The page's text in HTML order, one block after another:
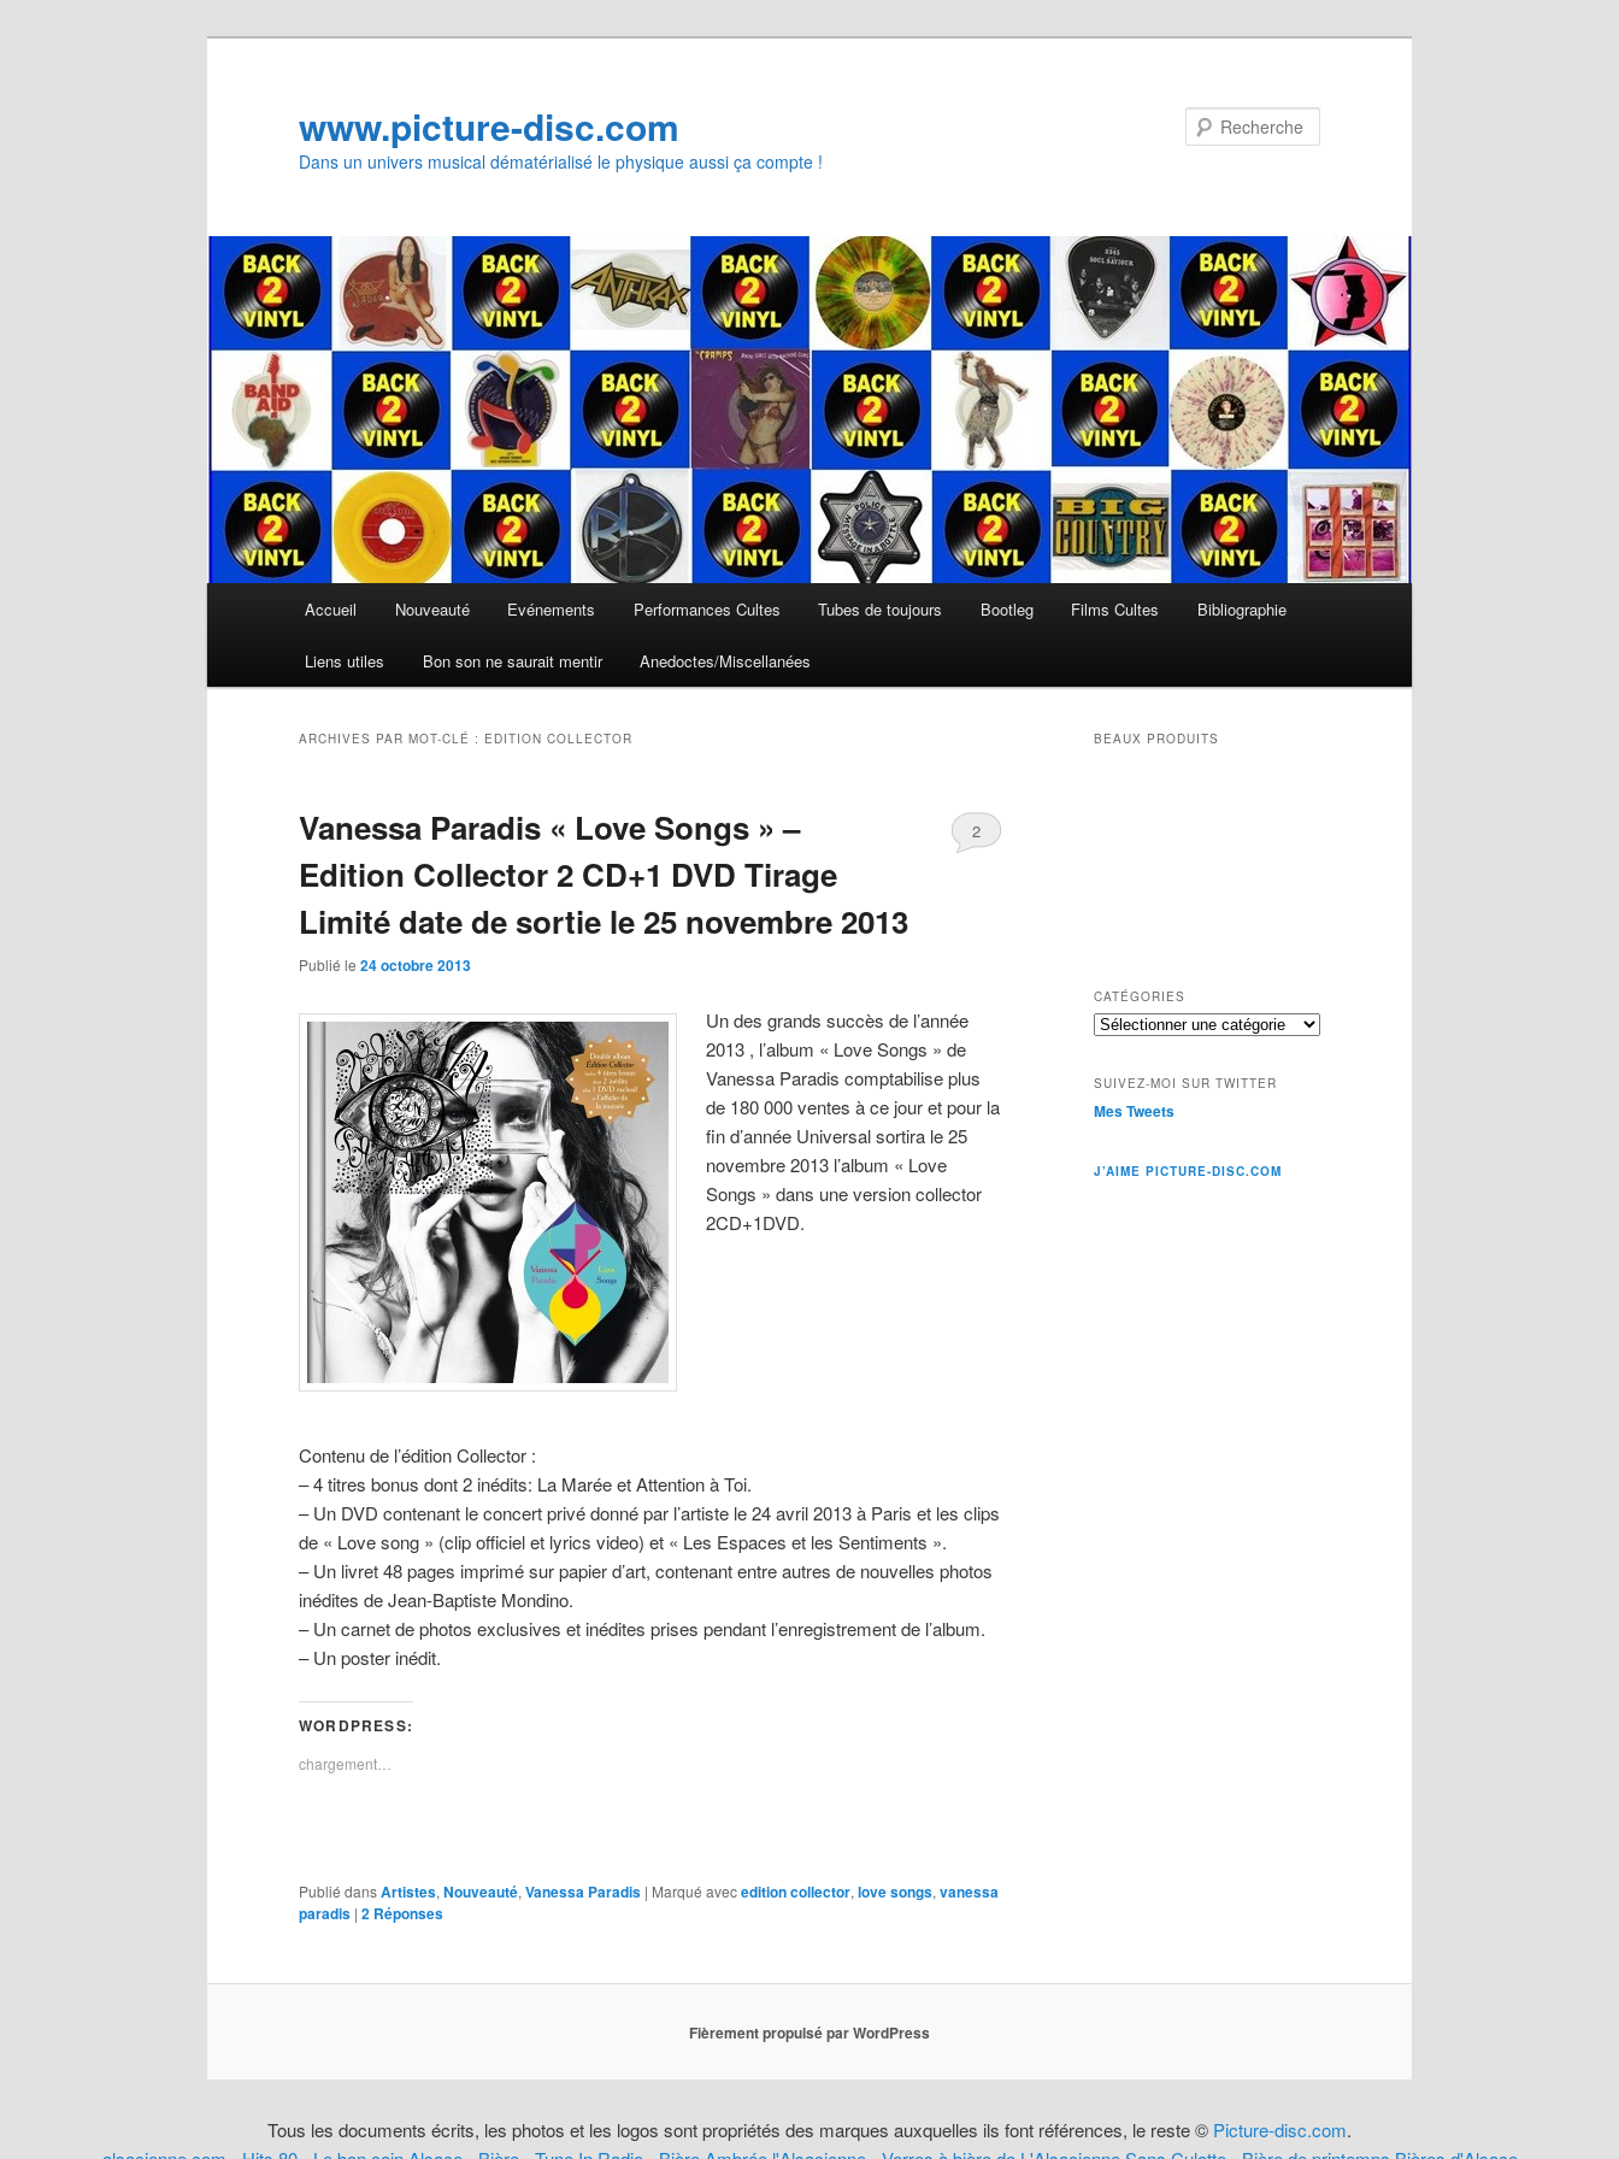
www.picture-disc.com
Dans un univers musical dématérialisé le physique aussi ça compte !
Accueil Nouveauté Evénements Performances Cultes Tubes de toujours Bootleg Films Cultes Bibliographie
Liens utiles Bon son ne saurait mentir Anedoctes/Miscellanées
ARCHIVES PAR MOT-CLÉ : EDITION COLLECTOR
Vanessa Paradis « Love Songs » –
Edition Collector 2 CD+1 DVD Tirage
Limité date de sortie le 25 novembre 2013
Publié le 24 octobre 2013
2
Un des grands succès de l’année
2013 , l’album « Love Songs » de
Vanessa Paradis comptabilise plus
de 180 000 ventes à ce jour et pour la
fin d’année Universal sortira le 25
novembre 2013 l’album « Love
Songs » dans une version collector
2CD+1DVD.
Contenu de l’édition Collector :
– 4 titres bonus dont 2 inédits: La Marée et Attention à Toi.
– Un DVD contenant le concert privé donné par l’artiste le 24 avril 2013 à Paris et les clips
de « Love song » (clip officiel et lyrics video) et « Les Espaces et les Sentiments ».
– Un livret 48 pages imprimé sur papier d’art, contenant entre autres de nouvelles photos
inédites de Jean-Baptiste Mondino.
– Un carnet de photos exclusives et inédites prises pendant l’enregistrement de l’album.
– Un poster inédit.
WORDPRESS:
chargement…
Publié dansArtistes,Nouveauté,Vanessa Paradis | Marqué avecedition collector,love songs,vanessa
paradis | 2 Réponses
BEAUX PRODUITS
CATÉGORIES
Catégories
SUIVEZ-MOI SUR TWITTER
Mes Tweets
J’AIME PICTURE-DISC.COM
Fièrement propulsé par WordPress
Tous les documents écrits, les photos et les logos sont propriétés des marques auxquelles ils font références, le reste © Picture-disc.com.